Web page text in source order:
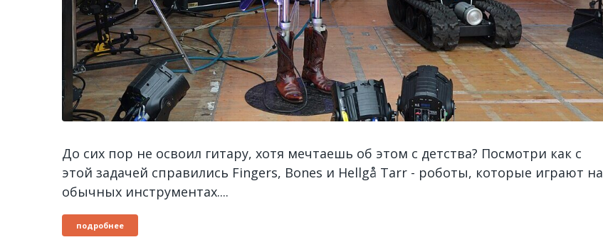
До сих пор не освоил гитару, хотя мечтаешь об этом с детства? Посмотри как с
этой задачей справились Fingers, Bones и Hellgå Tarr - роботы, которые играют на
обычных инструментах....
подробнее